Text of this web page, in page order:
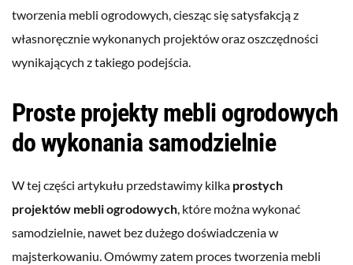
tworzenia mebli ogrodowych, ciesząc się satysfakcją z
własnoręcznie wykonanych projektów oraz oszczędności
wynikających z takiego podejścia.
Proste projekty mebli ogrodowych
do wykonania samodzielnie
W tej części artykułu przedstawimy kilka prostych
projektów mebli ogrodowych, które można wykonać
samodzielnie, nawet bez dużego doświadczenia w
majsterkowaniu. Omówmy zatem proces tworzenia mebli